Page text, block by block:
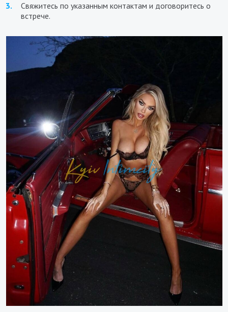
Свяжитесь по указанным контактам и договоритесь о
встрече.